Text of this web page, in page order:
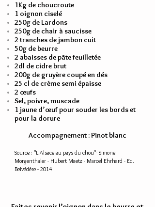
1Kg de choucroute
1 oignon ciselé
250g de Lardons
250g de chair à saucisse
2 tranches de jambon cuit
50g de beurre
2 abaisses de pâte feuilletée
2dl de cidre brut
200g de gruyère coupé en dés
25 cl de crème semi épaisse
2 œufs
Sel, poivre, muscade
1 jaune d’œuf pour souder les bords et
pour la dorure
Accompagnement : Pinot blanc
Source : "L'Alsace au pays du chou"- Simone
Morgenthaler - Hubert Maetz - Marcel Ehrhard - Ed.
Belvédère - 2014